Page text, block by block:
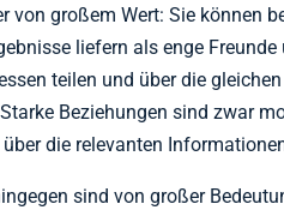
von großem Wert: Sie können
liefern als enge
teilen und über die
Beziehungen sind zwar
die relevanten
sind von großer